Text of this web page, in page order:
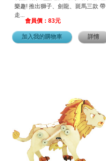
樂趣! 推出獅子、劍龍、斑馬三款 帶
走...
會員價：83元
加入我的購物車 詳情